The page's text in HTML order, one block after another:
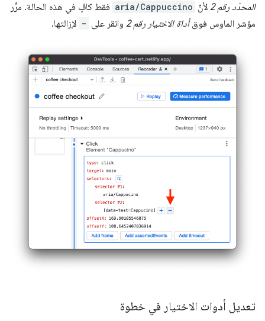
المحدّد رقم 2 لأنّ aria/Cappuccino فقط كافٍ في هذه الحالة. مرِّر
مؤشر الماوس فوقأداة الاختيار رقم 2 وانقر على - لإزالتها.
تعديل أدوات الاختيار في خطوة